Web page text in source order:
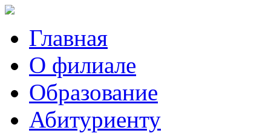
Главная
О филиале
Образование
Абитуриенту